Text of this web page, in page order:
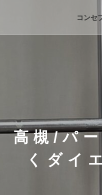
コンセ
高槻/パ
くダイ